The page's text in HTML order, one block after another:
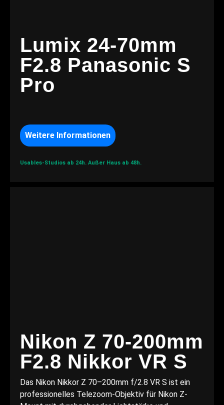
Lumix 24-70mm
F2.8 Panasonic S
Pro
Weitere Informationen
Usables-Studios ab 24h. Außer Haus ab 48h.
Nikon Z 70-200mm
F2.8 Nikkor VR S
Das Nikon Nikkor Z 70–200mm f/2.8 VR S ist ein
professionelles Telezoom-Objektiv für Nikon Z-